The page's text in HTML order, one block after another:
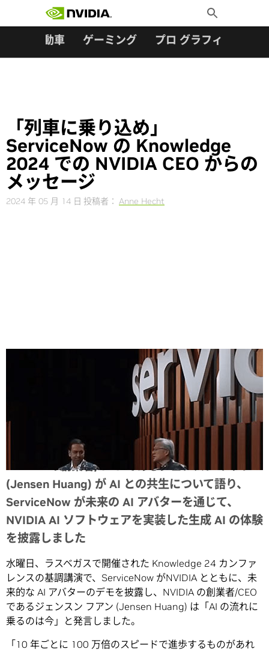
Toggle
Search
自動車 ゲーミング プロ グラフィックス
「列車に乗り込め」
ServiceNow の Knowledge
2024 での NVIDIA CEO からの
メッセージ
2024 年 05 月 14 日 投稿者： Anne Hecht
NVIDIA の創業者/CEO であるジェンスン フアン
(Jensen Huang) が AI との共生について語り、
ServiceNow が未来の AI アバターを通じて、
NVIDIA AI ソフトウェアを実装した生成 AI の体験
を披露しました
水曜日、ラスベガスで開催された Knowledge 24 カンファ
レンスの基調講演で、ServiceNow がNVIDIA とともに、未
来的な AI アバターのデモを披露し、NVIDIA の創業者/CEO
であるジェンスン フアン (Jensen Huang) は「AI の流れに
乗るのは今」と発言しました。
「10 年ごとに 100 万倍のスピードで進歩するものがあれ